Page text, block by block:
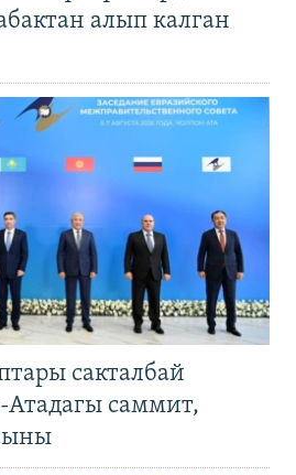
алып калган
сакталбай
Атадагы саммит,